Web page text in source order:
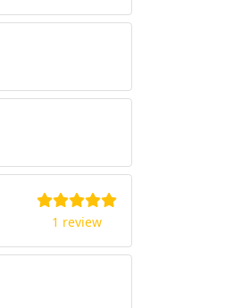
1 review